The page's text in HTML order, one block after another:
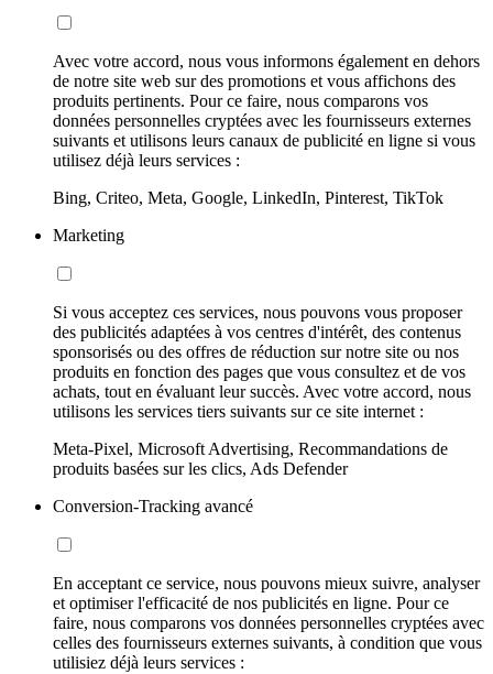
Avec votre accord, nous vous informons également en dehors
de notre site web sur des promotions et vous affichons des
produits pertinents. Pour ce faire, nous comparons vos
données personnelles cryptées avec les fournisseurs externes
suivants et utilisons leurs canaux de publicité en ligne si vous
utilisez déjà leurs services :
Bing, Criteo, Meta, Google, LinkedIn, Pinterest, TikTok
Marketing
Si vous acceptez ces services, nous pouvons vous proposer
des publicités adaptées à vos centres d'intérêt, des contenus
sponsorisés ou des offres de réduction sur notre site ou nos
produits en fonction des pages que vous consultez et de vos
achats, tout en évaluant leur succès. Avec votre accord, nous
utilisons les services tiers suivants sur ce site internet :
Meta-Pixel, Microsoft Advertising, Recommandations de
produits basées sur les clics, Ads Defender
Conversion-Tracking avancé
En acceptant ce service, nous pouvons mieux suivre, analyser
et optimiser l'efficacité de nos publicités en ligne. Pour ce
faire, nous comparons vos données personnelles cryptées avec
celles des fournisseurs externes suivants, à condition que vous
utilisiez déjà leurs services :